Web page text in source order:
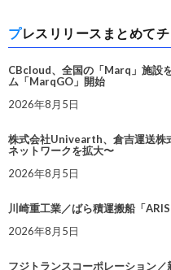
プレスリリースまとめて
CBcloud、全国の「Marq」施設
ム「MarqGO」開始
2026年8月5日
株式会社Univearth、倉吉運送株
ネットワークを拡大〜
2026年8月5日
川崎重工業／ばら積運搬船「
2026年8月5日
フジトランスコーポレーション